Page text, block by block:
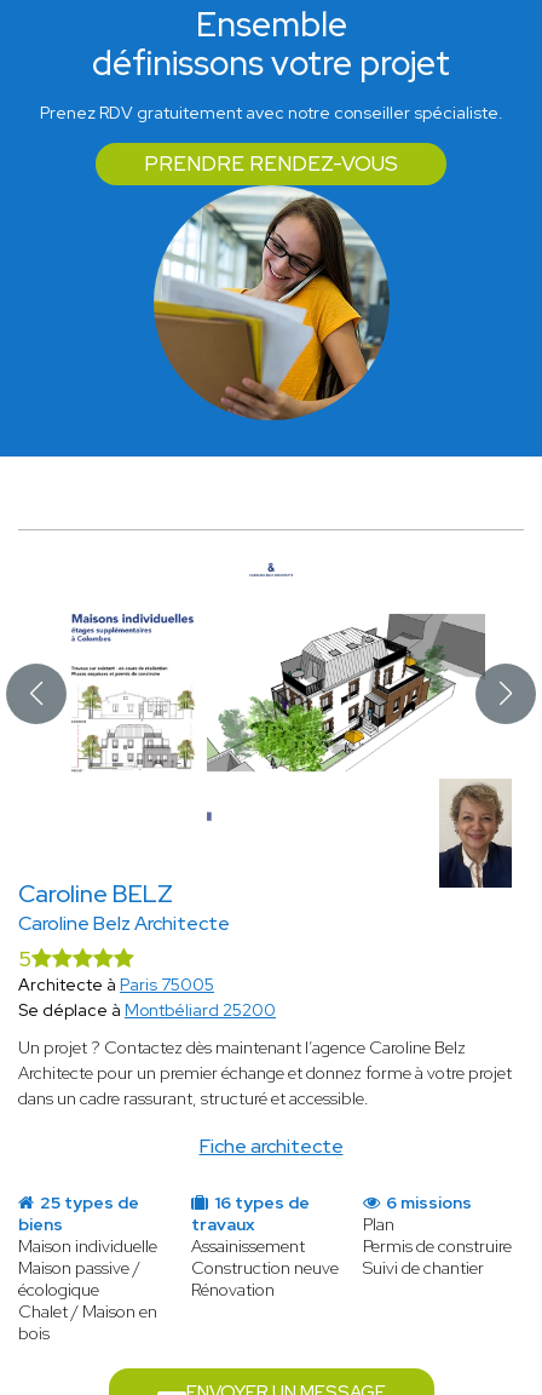
Ensemble
définissons votre projet
Prenez RDV gratuitement avec notre conseiller spécialiste.
PRENDRE RENDEZ-VOUS
Caroline BELZ
Caroline Belz Architecte
Fiche architecte
5
Architecte à Paris 75005
Se déplace à Montbéliard 25200
Un projet ? Contactez dès maintenant l’agence Caroline Belz
Architecte pour un premier échange et donnez forme à votre projet
dans un cadre rassurant, structuré et accessible.
25 types de
biens
Maison individuelle
Maison passive /
écologique
Chalet / Maison en
bois
16 types de
travaux
Assainissement
Construction neuve
Rénovation
6 missions
Plan
Permis de construire
Suivi de chantier